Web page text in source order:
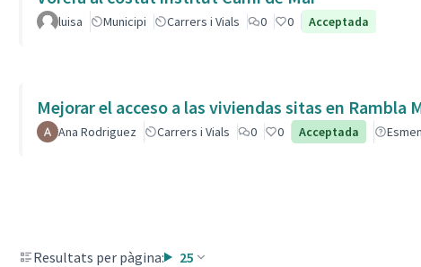
luisa Municipi Carrers i Vials 0 0 Acceptada
Mejorar el acceso a las viviendas sitas en
Ana Rodriguez Carrers i Vials 0 0 Acceptada
Resultats per pàgina: 25